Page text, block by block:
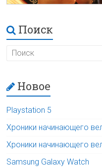
Поиск
Новое
Playstation 5
Хроники начинающего
Хроники начинающего
Samsung Galaxy Watch